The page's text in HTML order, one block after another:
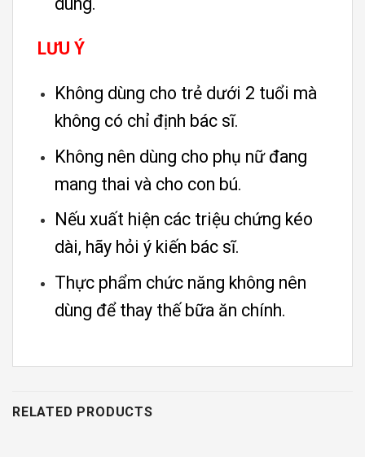
LƯU Ý
Không dùng cho trẻ dưới 2 tuổi mà
không có chỉ định bác sĩ.
Không nên dùng cho phụ nữ đang
mang thai và cho con bú.
Nếu xuất hiện các triệu chứng kéo
dài, hãy hỏi ý kiến bác sĩ.
Thực phẩm chức năng không nên
dùng để thay thế bữa ăn chính.
RELATED PRODUCTS